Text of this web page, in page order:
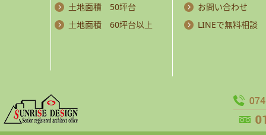
土地面積 50坪台
土地面積 60坪台以上
お問い合わせ
LINEで無料相談